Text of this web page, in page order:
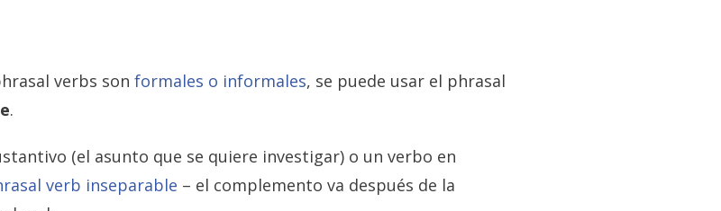
verbs son formales o informales, se puede usar el phrasal
.
(el asunto que se quiere investigar) o un verbo en
verb inseparable – el complemento va después de la